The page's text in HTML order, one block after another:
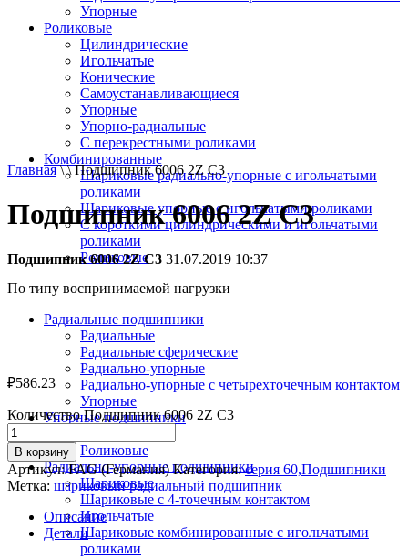
Упорные
Роликовые
Цилиндрические
Игольчатые
Конические
Самоустанавливающиеся
Упорные
Упорно-радиальные
C перекрестными роликами
Комбинированные
Шариковые радиально-упорные с игольчатыми
роликами
Шариковые упорные с игольчатыми роликами
С короткими цилиндрическими и игольчатыми
роликами
Роликовые
По типу воспринимаемой нагрузки
Радиальные подшипники
Радиальные
Радиальные сферические
Радиально-упорные
Радиально-упорные с четырехточечным контактом
Упорные
Упорные подшипники
Роликовые
Радиально-упорные подшипники
Шариковые
Шариковые с 4-точечным контактом
Игольчатые
Шариковые комбинированные с игольчатыми
роликами
Главная\ \ Подшипник 6006 2Z C3
Подшипник 6006 2Z C3
Подшипник 6006 2Z C3 31.07.2019 10:37
₽586.23
Количество Подшипник 6006 2Z C3
В корзину
Артикул:FAG (Германия) Категория:серия 60,Подшипники
Метка: шариковый радиальный подшипник
Описание
Детали